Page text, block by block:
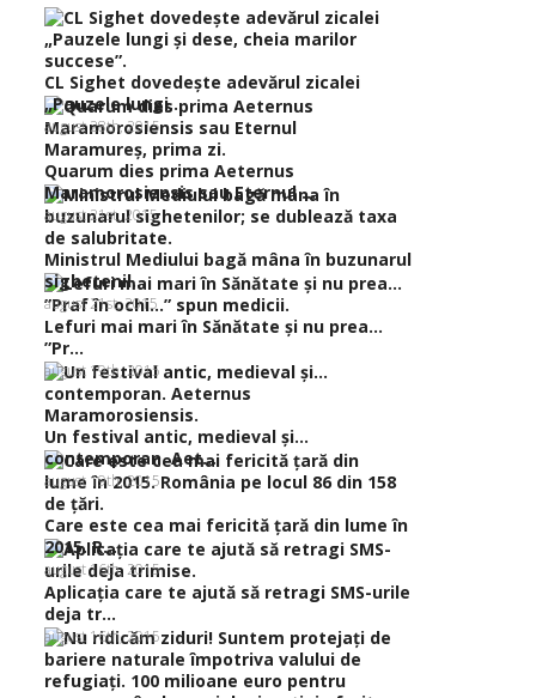
CL Sighet dovedeşte adevărul zicalei
„Pauzele lungi...
august 28th, 2015
Quarum dies prima Aeternus
Maramorosiensis sau Eternul ...
august 21st, 2015
Ministrul Mediului bagă mâna în buzunarul
sighetenil...
august 21st, 2015
Lefuri mai mari în Sănătate şi nu prea…
”Pr...
august 19th, 2015
Un festival antic, medieval şi…
contemporan. Aet...
august 19th, 2015
Care este cea mai fericită ţară din lume în
2015. R...
august 16th, 2015
Aplicaţia care te ajută să retragi SMS-urile
deja tr...
august 16th, 2015